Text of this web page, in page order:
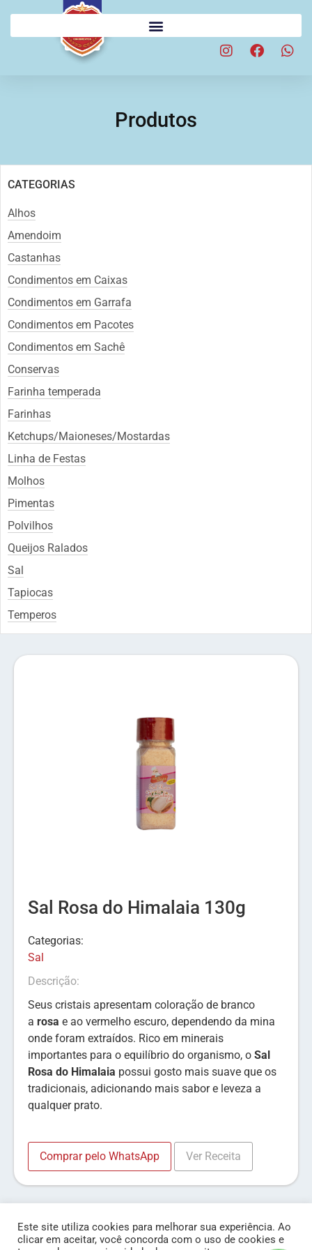
Produtos
CATEGORIAS
Alhos
Amendoim
Castanhas
Condimentos em Caixas
Condimentos em Garrafa
Condimentos em Pacotes
Condimentos em Sachê
Conservas
Farinha temperada
Farinhas
Ketchups/Maioneses/Mostardas
Linha de Festas
Molhos
Pimentas
Polvilhos
Queijos Ralados
Sal
Tapiocas
Temperos
Sal Rosa do Himalaia 130g
Categorias:
Sal
Descrição:
Seus cristais apresentam coloração de branco
a rosa e ao vermelho escuro, dependendo da mina
onde foram extraídos. Rico em minerais
importantes para o equilíbrio do organismo, o Sal
Rosa do Himalaia possui gosto mais suave que os
tradicionais, adicionando mais sabor e leveza a
qualquer prato.
Comprar pelo WhatsApp Ver Receita
Este site utiliza cookies para melhorar sua experiência. Ao
clicar em aceitar, você concorda com o uso de cookies e